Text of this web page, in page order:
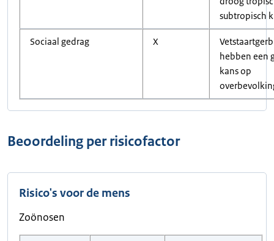
subtropisch
Sociaal gedrag X
hebben een
kans op
Beoordeling per risicofactor
Risico's voor de mens
Zoönosen